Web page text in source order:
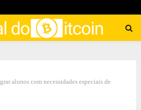
alunos com necessidades especiais de